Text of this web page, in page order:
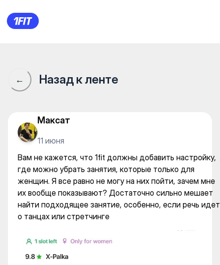
Вам не кажется, что 1fit
← Назад к ленте
Максат
11 июня
Вам не кажется, что 1fit должны добавить настройку,
где можно убрать занятия, которые только для
женщин. Я все равно не могу на них пойти, зачем мне
их вообще показывают? Достаточно сильно мешает
найти подходящее занятие, особенно, если речь идет
о танцах или стретчинге